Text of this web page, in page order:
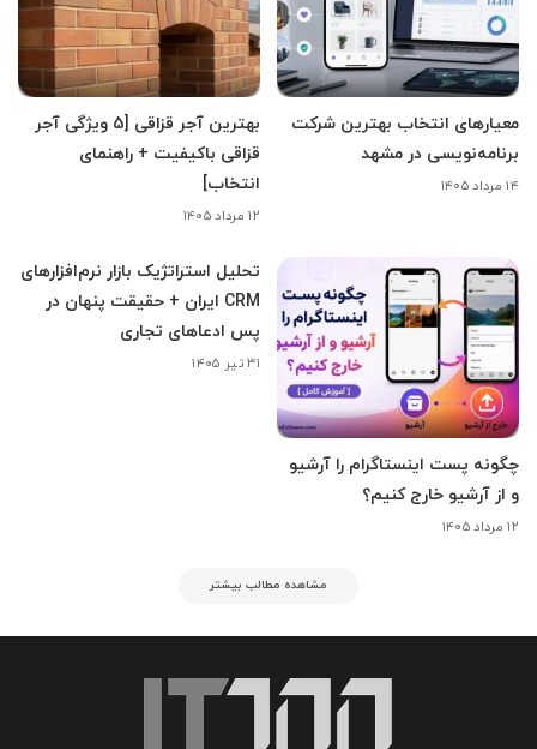
معیارهای انتخاب بهترین شرکت
برنامه‌نویسی در مشهد
۱۴ مرداد ۱۴۰۵
بهترین آجر قزاقی [5 ویژگی آجر
قزاقی باکیفیت + راهنمای
انتخاب]
۱۲ مرداد ۱۴۰۵
چگونه پست اینستاگرام را آرشیو
و از آرشیو خارج کنیم؟
۱۲ مرداد ۱۴۰۵
تحلیل استراتژیک بازار نرم‌افزارهای
CRM ایران + حقیقت پنهان در
پس ادعاهای تجاری
۳۱ تیر ۱۴۰۵
مشاهده مطالب بیشتر